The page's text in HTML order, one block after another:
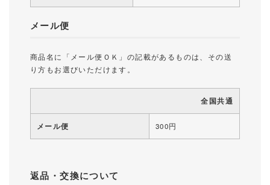
メール便
商品名に「メール便ＯＫ」の記載があるものは、その送
り方もお選びいただけます。
全国共通
メール便 300円
返品・交換について